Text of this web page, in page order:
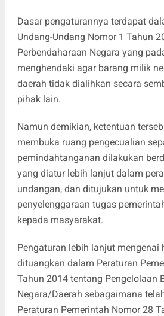
Dasar pengaturannya terdapat
Undang-Undang Nomor 1 Tahun
Perbendaharaan Negara yang
menghendaki agar barang milik
daerah tidak dialihkan secara
pihak lain.
Namun demikian, ketentuan
membuka ruang pengecualian
pemindahtanganan dilakukan
yang diatur lebih lanjut dalam
undangan, dan ditujukan untuk
penyelenggaraan tugas
kepada masyarakat.
Pengaturan lebih lanjut mengenai
dituangkan dalam Peraturan
Tahun 2014 tentang Pengelolaan
Negara/Daerah sebagaimana
Peraturan Pemerintah Nomor 28